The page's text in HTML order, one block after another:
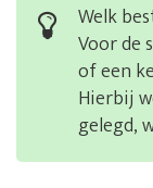
Welk
Voor de
of een
Hierbij
gelegd,